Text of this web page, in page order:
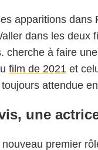
apparitions dans
dans les
cherche à faire
film de 2021 et
attendue
une
premier